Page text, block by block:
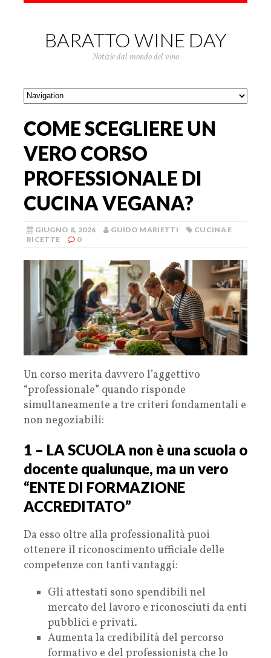
BARATTO WINE DAY
Notizie dal mondo del vino
COME SCEGLIERE UN
VERO CORSO
PROFESSIONALE DI
CUCINA VEGANA?
GIUGNO 8, 2026 GUIDO MARIETTI
CUCINA E
RICETTE
0
Un corso merita davvero l’aggettivo
“professionale” quando risponde
simultaneamente a tre criteri fondamentali e
non negoziabili:
1 – LA SCUOLA non è una scuola o
docente qualunque, ma un vero
“ENTE DI FORMAZIONE
ACCREDITATO”
Da esso oltre alla professionalità puoi
ottenere il riconoscimento ufficiale delle
competenze con tanti vantaggi:
Gli attestati sono spendibili nel
mercato del lavoro e riconosciuti da enti
pubblici e privati.
Aumenta la credibilità del percorso
formativo e del professionista che lo